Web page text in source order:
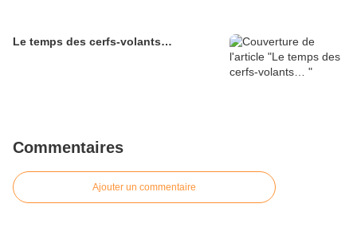
Le temps des cerfs-volants…
Commentaires
Ajouter un commentaire